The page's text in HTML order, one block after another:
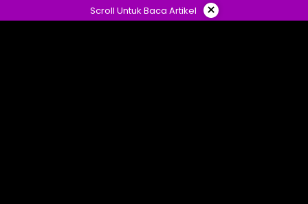
ke
Scroll Untuk Baca Artikel ×